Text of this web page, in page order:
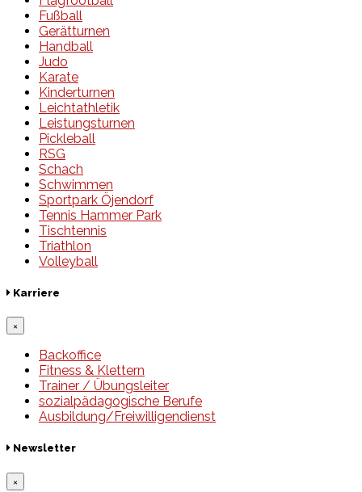
Fußball
Gerätturnen
Handball
Judo
Karate
Kinderturnen
Leichtathletik
Leistungsturnen
Pickleball
RSG
Schach
Schwimmen
Sportpark Öjendorf
Tennis Hammer Park
Tischtennis
Triathlon
Volleyball
Karriere
×
Backoffice
Fitness & Klettern
Trainer / Übungsleiter
sozialpädagogische Berufe
Ausbildung/Freiwilligendienst
Newsletter
×